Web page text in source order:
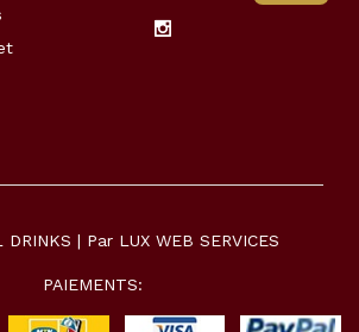
| Par LUX WEB SERVICES
PAIEMENTS: